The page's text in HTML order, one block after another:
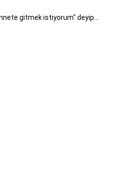
gitmek istiyorum" deyip...